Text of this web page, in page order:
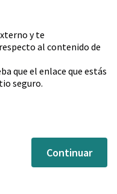
y te
al contenido de
que el enlace que estás
seguro.
Continuar